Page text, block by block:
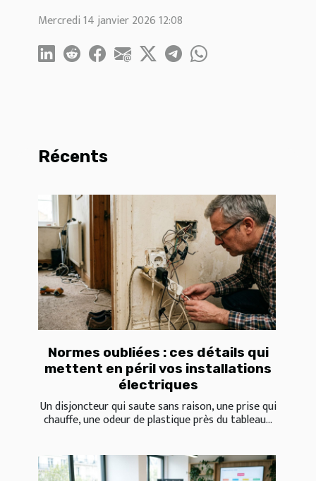
Mercredi 14 janvier 2026 12:08
Récents
Normes oubliées : ces détails qui
mettent en péril vos installations
électriques
Un disjoncteur qui saute sans raison, une prise qui
chauffe, une odeur de plastique près du tableau...